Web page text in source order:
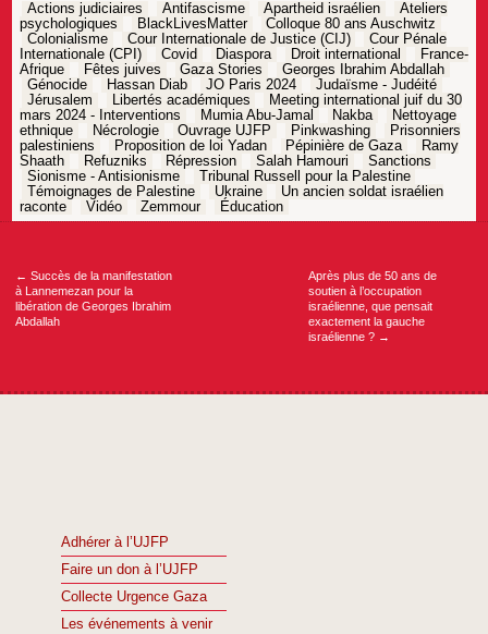
Actions judiciaires Antifascisme Apartheid israélien
Ateliers
psychologiques
BlackLivesMatter
Colloque 80 ans Auschwitz
Colonialisme
Cour Internationale de Justice (CIJ)
Cour Pénale
Internationale (CPI)
Covid Diaspora Droit international
France-
Afrique
Fêtes juives Gaza Stories
Georges Ibrahim Abdallah
Génocide
Hassan Diab JO Paris 2024
Judaïsme - Judéité
Jérusalem
Libertés académiques
Meeting international juif du 30
mars 2024 - Interventions
Mumia Abu-Jamal Nakba
Nettoyage
ethnique
Nécrologie Ouvrage UJFP Pinkwashing
Prisonniers
palestiniens
Proposition de loi Yadan Pépinière de Gaza
Ramy
Shaath
Refuzniks Répression Salah Hamouri
Sanctions
Sionisme - Antisionisme
Tribunal Russell pour la Palestine
Témoignages de Palestine
Ukraine
Un ancien soldat israélien
raconte
Vidéo Zemmour Éducation
Navigation
← Succès de la manifestation
à Lannemezan pour la
libération de Georges Ibrahim
Abdallah
Après plus de 50 ans de
soutien à l’occupation
israélienne, que pensait
exactement la gauche
israélienne ? →
Adhérer à l’UJFP
Faire un don à l’UJFP
Collecte Urgence Gaza
Les événements à venir